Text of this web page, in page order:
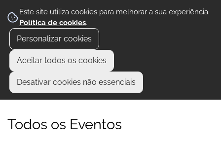
Este site utiliza cookies para melhorar a sua experiência.
Política de cookies.
Personalizar cookies
Aceitar todos os cookies
Desativar cookies não essenciais
Todos os Eventos